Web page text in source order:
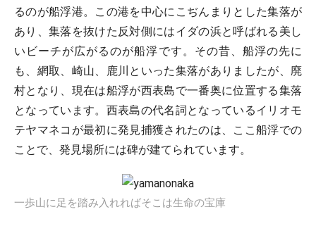
るのが船浮港。この港を中心にこぢんまりとした集落が
あり、集落を抜けた反対側にはイダの浜と呼ばれる美し
いビーチが広がるのが船浮です。その昔、船浮の先に
も、網取、崎山、鹿川といった集落がありましたが、廃
村となり、現在は船浮が西表島で一番奥に位置する集落
となっています。西表島の代名詞となっているイリオモ
テヤマネコが最初に発見捕獲されたのは、ここ船浮での
ことで、発見場所には碑が建てられています。
一歩山に足を踏み入れればそこは生命の宝庫